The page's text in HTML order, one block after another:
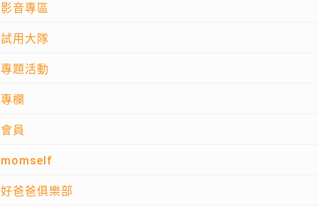
影音專區
試用大隊
專題活動
專欄
會員
momself
好爸爸俱樂部